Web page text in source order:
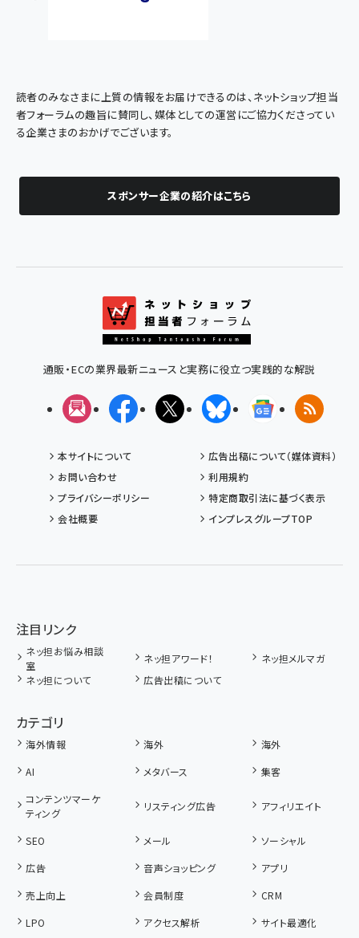
読者のみなさまに上質の情報をお届けできるのは、ネットショップ担当
者フォーラムの趣旨に賛同し、媒体としての運営にご協力くださってい
る企業さまのおかげでございます。
スポンサー企業の紹介はこちら
通販・ECの業界最新ニュースと実務に役立つ実践的な解説
メルマガFacebookX(エックス)BlueskyGoogleニュ
RSS
本サイトについて
広告出稿について（媒体資料）
お問い合わせ
利用規約
プライバシーポリシー
特定商取引法に基づく表示
会社概要
インプレスグループTOP
注目リンク
ネッ担お悩み相談
室
ネッ担アワード！
ネッ担メルマガ
ネッ担について
広告出稿について
カテゴリ
海外情報 海外
海外
AI
メタバース
集客
コンテンツマーケ
ティング
リスティング広告 アフィリエイト
SEO メール
ソーシャル
広告
音声ショッピング
アプリ
売上向上
会員制度
CRM
LPO
アクセス解析 サイト最適化